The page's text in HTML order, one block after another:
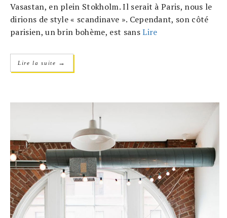
Vasastan, en plein Stokholm. Il serait à Paris, nous le
dirions de style « scandinave ». Cependant, son côté
parisien, un brin bohème, est sansLire
Lire la suite →